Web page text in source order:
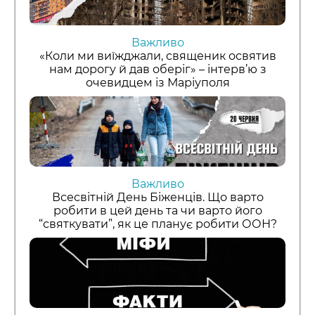
Важливо
«Коли ми виїжджали, священик освятив
нам дорогу й дав оберіг» – інтерв’ю з
очевидцем із Маріуполя
Важливо
Всесвітній День Біженців. Що варто
робити в цей день та чи варто його
“святкувати”, як це планує робити ООН?